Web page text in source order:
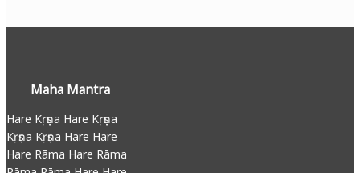
Maha Mantra
Hare Kṛṣṇa Hare Kṛṣṇa
Kṛṣṇa Kṛṣṇa Hare Hare
Hare Rāma Hare Rāma